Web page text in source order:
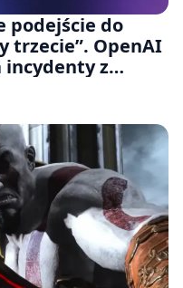
podejście do
trzecie”. OpenAI
incydenty z